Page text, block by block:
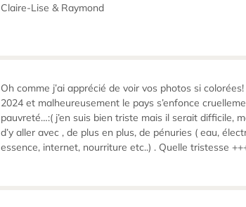
Claire-Lise & Raymond
Oh comme j’ai apprécié de voir vos photos si colorées!
2024 et malheureusement le pays s’enfonce
pauvreté…:( j’en suis bien triste mais il serait difficile,
d’y aller avec , de plus en plus, de pénuries ( eau,
essence, internet, nourriture etc..) . Quelle tristesse